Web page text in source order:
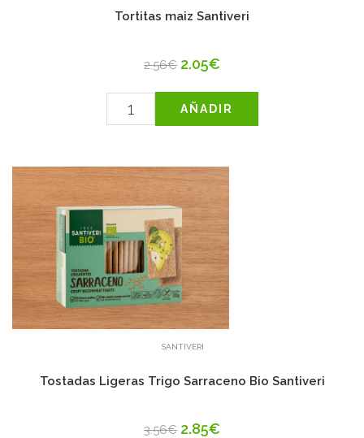
Tortitas maiz Santiveri
2.56€ 2.05€
AÑADIR
SANTIVERI
Tostadas Ligeras Trigo Sarraceno Bio Santiveri
3.56€ 2.85€